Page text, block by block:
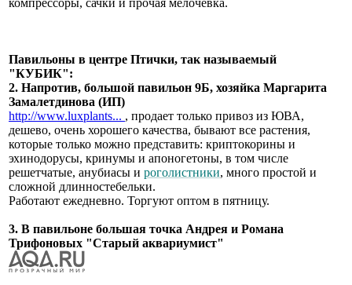
Павильоны в центре Птички, так называемый
"КУБИК":
2. Напротив, большой павильон 9Б, хозяйка Маргарита
Замалетдинова (ИП)
http://www.luxplants... , продает только привоз из ЮВА,
дешево, очень хорошего качества, бывают все растения,
которые только можно представить: криптокорины и
эхинодорусы, кринумы и апоногетоны, в том числе
решетчатые, анубиасы и роголистники, много простой и
сложной длинностебельки.
Работают ежедневно. Торгуют оптом в пятницу.
3. В павильоне большая точка Андрея и Романа
Трифоновых "Старый аквариумист"